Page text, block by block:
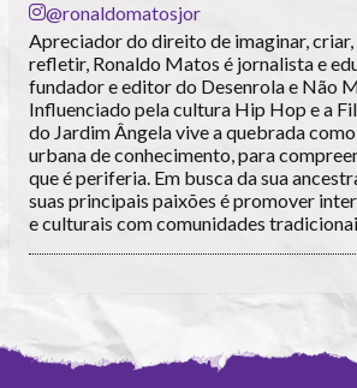
@ronaldomatosjor
Apreciador do direito de imaginar, criar,
refletir, Ronaldo Matos é jornalista e
fundador e editor do Desenrola e Não
Influenciado pela cultura Hip Hop e a
do Jardim Ângela vive a quebrada
urbana de conhecimento, para
que é periferia. Em busca da sua
suas principais paixões é promover
e culturais com comunidades